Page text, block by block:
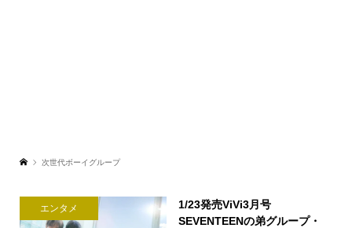
次世代ボーイグループ
エンタメ
1/23発売ViVi3月号
SEVENTEENの弟グループ・